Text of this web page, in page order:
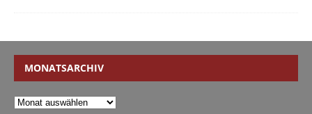
MONATSARCHIV